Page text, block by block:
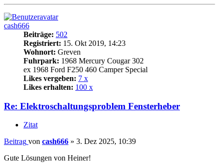
cash666
Beiträge: 502
Registriert: 15. Okt 2019, 14:23
Wohnort: Greven
Fuhrpark: 1968 Mercury Cougar 302
ex 1968 Ford F250 460 Camper Special
Likes vergeben: 7 x
Likes erhalten: 100 x
Re: Elektroschaltungsproblem Fensterheber
Zitat
Beitrag von cash666 » 3. Dez 2025, 10:39
Gute Lösungen von Heiner!